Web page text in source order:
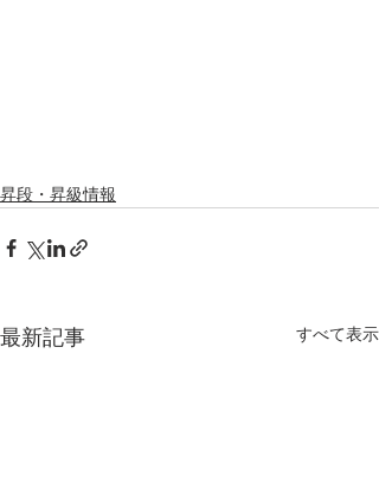
昇段・昇級情報
最新記事 すべて表示